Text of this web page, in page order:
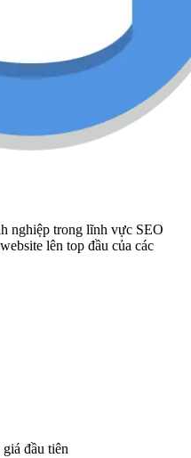
nghiệp trong lĩnh vực SEO
lên top đầu của các
đầu tiên